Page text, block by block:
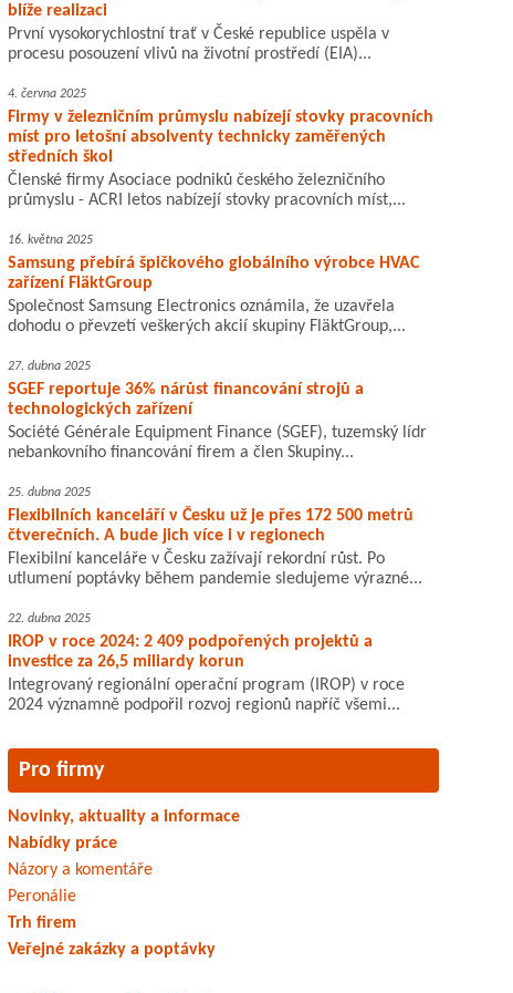
blíže realizaci
První vysokorychlostní trať v České republice uspěla v
procesu posouzení vlivů na životní prostředí (EIA)...
4. června 2025
Firmy v železničním průmyslu nabízejí stovky pracovních
míst pro letošní absolventy technicky zaměřených
středních škol
Členské firmy Asociace podniků českého železničního
průmyslu - ACRI letos nabízejí stovky pracovních míst,...
16. května 2025
Samsung přebírá špičkového globálního výrobce HVAC
zařízení FläktGroup
Společnost Samsung Electronics oznámila, že uzavřela
dohodu o převzetí veškerých akcií skupiny FläktGroup,...
27. dubna 2025
SGEF reportuje 36% nárůst financování strojů a
technologických zařízení
Société Générale Equipment Finance (SGEF), tuzemský lídr
nebankovního financování firem a člen Skupiny...
25. dubna 2025
Flexibilních kanceláří v Česku už je přes 172 500 metrů
čtverečních. A bude jich více i v regionech
Flexibilní kanceláře v Česku zažívají rekordní růst. Po
utlumení poptávky během pandemie sledujeme výrazné...
22. dubna 2025
IROP v roce 2024: 2 409 podpořených projektů a
investice za 26,5 miliardy korun
Integrovaný regionální operační program (IROP) v roce
2024 významně podpořil rozvoj regionů napříč všemi...
Pro firmy
Novinky, aktuality a informace
Nabídky práce
Názory a komentáře
Peronálie
Trh firem
Veřejné zakázky a poptávky